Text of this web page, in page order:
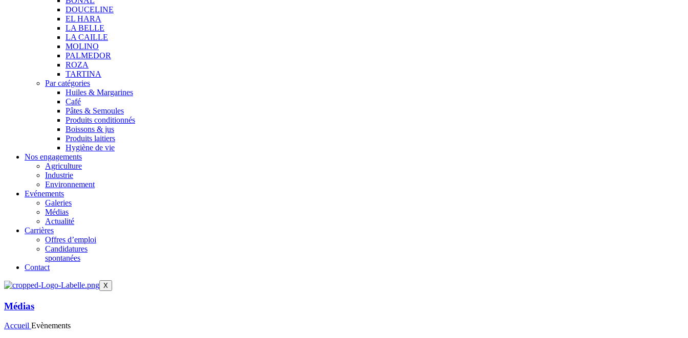
DOUCELINE
EL HARA
LA BELLE
LA CAILLE
MOLINO
PALMEDOR
ROZA
TARTINA
Par catégories
Huiles & Margarines
Café
Pâtes & Semoules
Produits conditionnés
Boissons & jus
Produits laitiers
Hygiène de vie
Nos engagements
Agriculture
Industrie
Environnement
Evénements
Galeries
Médias
Actualité
Carrières
Offres d’emploi
Candidatures
spontanées
Contact
X
Médias
Accueil Evènements